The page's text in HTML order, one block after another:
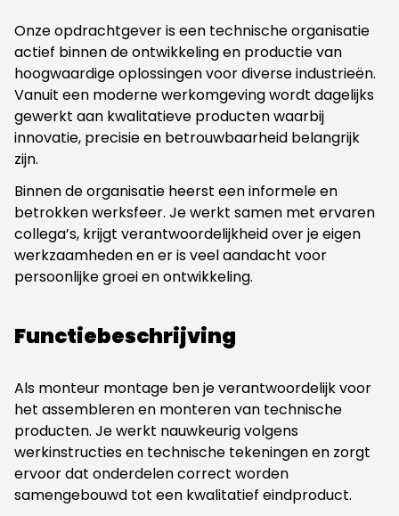
Onze opdrachtgever is een technische organisatie
actief binnen de ontwikkeling en productie van
hoogwaardige oplossingen voor diverse industrieën.
Vanuit een moderne werkomgeving wordt dagelijks
gewerkt aan kwalitatieve producten waarbij
innovatie, precisie en betrouwbaarheid belangrijk
zijn.
Binnen de organisatie heerst een informele en
betrokken werksfeer. Je werkt samen met ervaren
collega’s, krijgt verantwoordelijkheid over je eigen
werkzaamheden en er is veel aandacht voor
persoonlijke groei en ontwikkeling.
Functiebeschrijving
Als monteur montage ben je verantwoordelijk voor
het assembleren en monteren van technische
producten. Je werkt nauwkeurig volgens
werkinstructies en technische tekeningen en zorgt
ervoor dat onderdelen correct worden
samengebouwd tot een kwalitatief eindproduct.